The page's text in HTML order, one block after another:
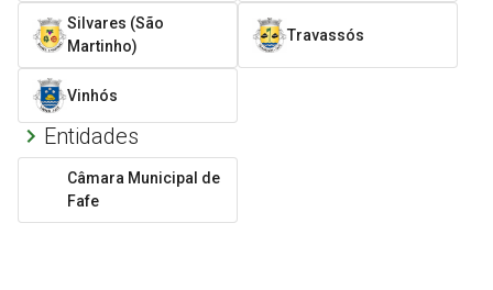
Silvares (São
Martinho)
Travassós
Vinhós
Entidades
Câmara Municipal de
Fafe